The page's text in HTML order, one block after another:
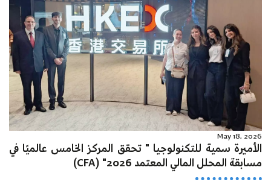
May 18, 2026
الأميرة سمية للتكنولوجيا " تحقق المركز الخامس عالميًا في
مسابقة المحلل المالي المعتمد 2026" (CFA)